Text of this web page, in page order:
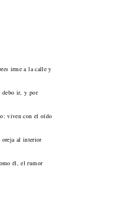
irme a la calle y
debo ir, y por
viven con el oído
oreja al interior
él, el rumor